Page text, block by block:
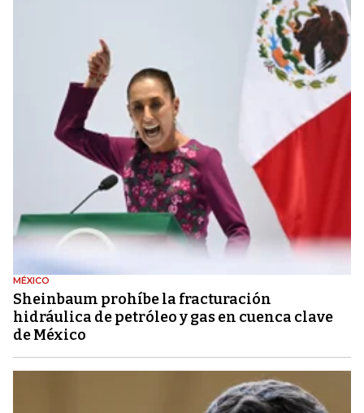
MÉXICO
Sheinbaum prohíbe la fracturación
hidráulica de petróleo y gas en cuenca clave
de México